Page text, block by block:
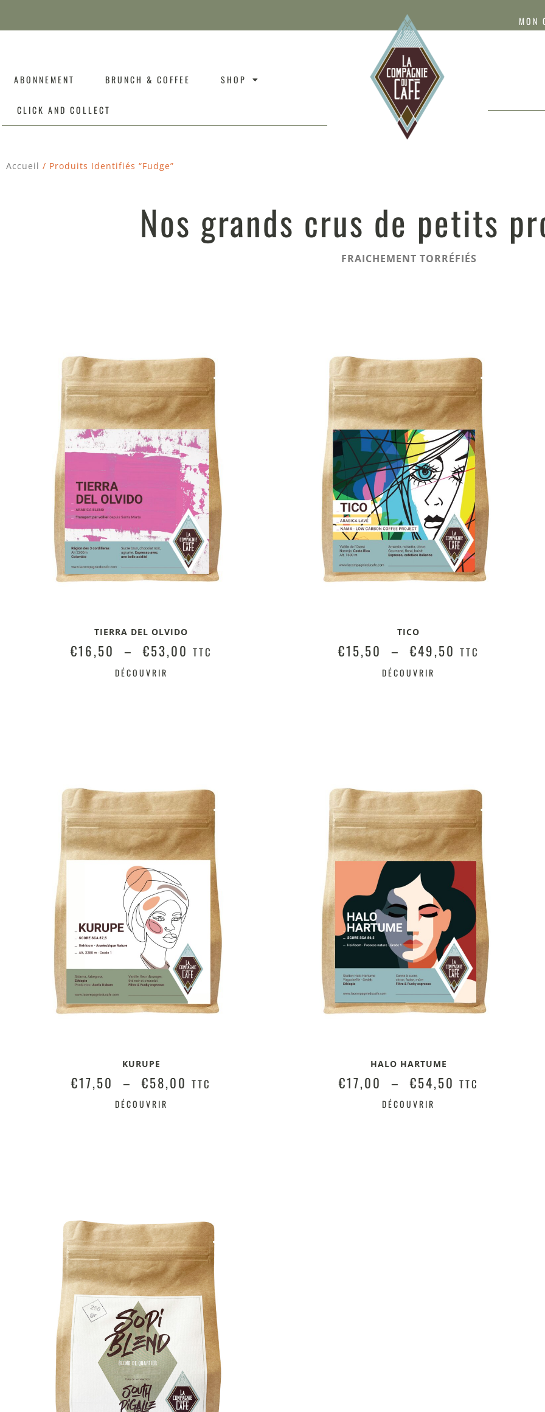
MON
ABONNEMENT BRUNCH & COFFEE SHOP
CLICK AND COLLECT
Accueil / Produits Identifiés “fudge”
Nos grands crus de petits
FRAICHEMENT TORRÉFIÉS
TIERRA DEL OLVIDO
€16,50 – €53,00 TTC
DÉCOUVRIR
TICO
€15,50 – €49,50 TTC
DÉCOUVRIR
KURUPE
€17,50 – €58,00 TTC
DÉCOUVRIR
HALO HARTUME
€17,00 – €54,50 TTC
DÉCOUVRIR